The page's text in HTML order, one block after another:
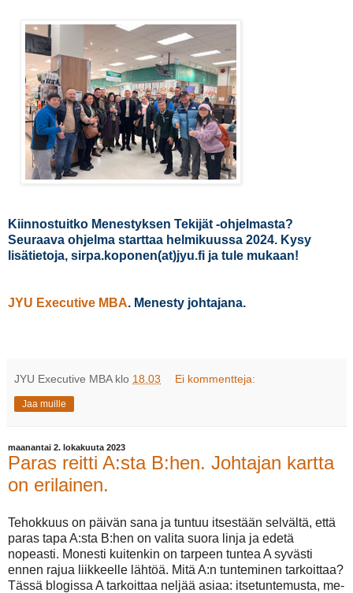
Kiinnostuitko Menestyksen Tekijät -ohjelmasta?
Seuraava ohjelma starttaa helmikuussa 2024. Kysy
lisätietoja, sirpa.koponen(at)jyu.fi ja tule mukaan!
JYU Executive MBA. Menesty johtajana.
JYU Executive MBA klo 18.03 Ei kommentteja:
Jaa muille
maanantai 2. lokakuuta 2023
Paras reitti A:sta B:hen. Johtajan kartta
on erilainen.
Tehokkuus on päivän sana ja tuntuu itsestään selvältä, että
paras tapa A:sta B:hen on valita suora linja ja edetä
nopeasti. Monesti kuitenkin on tarpeen tuntea A syvästi
ennen rajua liikkeelle lähtöä. Mitä A:n tunteminen tarkoittaa?
Tässä blogissa A tarkoittaa neljää asiaa: itsetuntemusta, me-